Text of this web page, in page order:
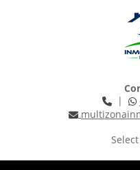
|